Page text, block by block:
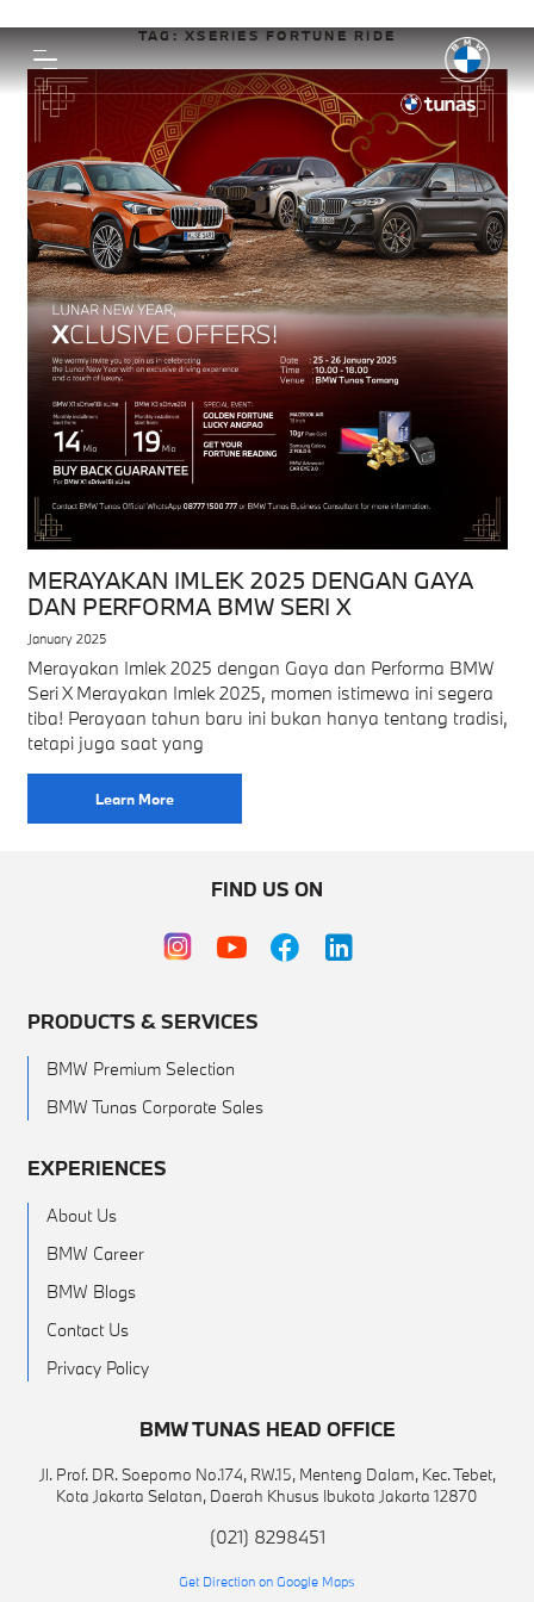
TAG:XSERIES FORTUNE RIDE
MERAYAKAN IMLEK 2025 DENGAN GAYA
DAN PERFORMA BMW SERI X
January 2025
Merayakan Imlek 2025 dengan Gaya dan Performa BMW
Seri X Merayakan Imlek 2025, momen istimewa ini segera
tiba! Perayaan tahun baru ini bukan hanya tentang tradisi,
tetapi juga saat yang
Learn More
FIND US ON
PRODUCTS & SERVICES
BMW Premium Selection
BMW Tunas Corporate Sales
EXPERIENCES
About Us
BMW Career
BMW Blogs
Contact Us
Privacy Policy
BMW TUNAS HEAD OFFICE
Jl. Prof. DR. Soepomo No.174, RW.15, Menteng Dalam, Kec. Tebet,
Kota Jakarta Selatan, Daerah Khusus Ibukota Jakarta 12870
(021) 8298451
Get Direction on Google Maps